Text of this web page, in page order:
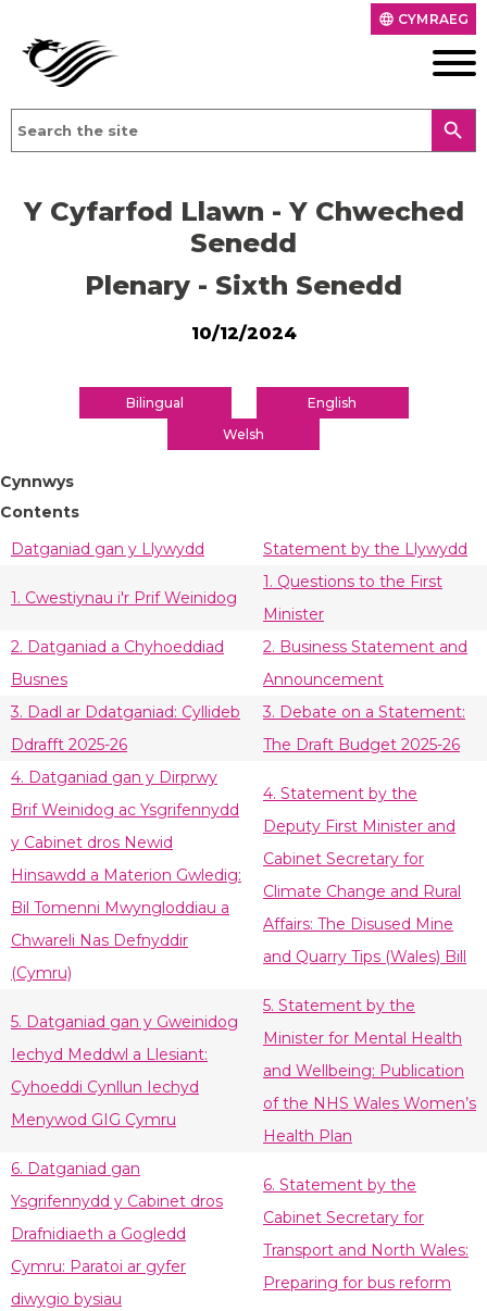
language CYMRAEG
search
Y Cyfarfod Llawn - Y Chweched
Senedd
Plenary - Sixth Senedd
10/12/2024
Bilingual
English
Welsh
Cynnwys
Contents
Datganiad gan y Llywydd
Statement by the Llywydd
1. Cwestiynau i'r Prif Weinidog
1. Questions to the First
Minister
2. Datganiad a Chyhoeddiad
Busnes
2. Business Statement and
Announcement
3. Dadl ar Ddatganiad: Cyllideb
Ddrafft 2025-26
3. Debate on a Statement:
The Draft Budget 2025-26
4. Datganiad gan y Dirprwy
Brif Weinidog ac Ysgrifennydd
y Cabinet dros Newid
Hinsawdd a Materion Gwledig:
Bil Tomenni Mwyngloddiau a
Chwareli Nas Defnyddir
(Cymru)
4. Statement by the
Deputy First Minister and
Cabinet Secretary for
Climate Change and Rural
Affairs: The Disused Mine
and Quarry Tips (Wales) Bill
5. Datganiad gan y Gweinidog
Iechyd Meddwl a Llesiant:
Cyhoeddi Cynllun Iechyd
Menywod GIG Cymru
5. Statement by the
Minister for Mental Health
and Wellbeing: Publication
of the NHS Wales Women’s
Health Plan
6. Datganiad gan
Ysgrifennydd y Cabinet dros
Drafnidiaeth a Gogledd
Cymru: Paratoi ar gyfer
diwygio bysiau
6. Statement by the
Cabinet Secretary for
Transport and North Wales:
Preparing for bus reform